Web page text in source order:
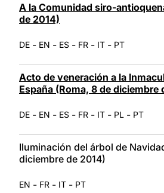
A la Comunidad siro-
de 2014)
DE - EN - ES - FR - IT - PT
Acto de veneración a la
España (Roma, 8 de diciembre
DE - EN - ES - FR - IT - PL - PT
Iluminación del árbol de
diciembre de 2014)
EN - FR - IT - PT